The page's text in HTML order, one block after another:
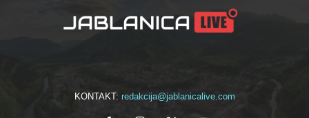
KONTAKT: redakcija@jablanicalive.com